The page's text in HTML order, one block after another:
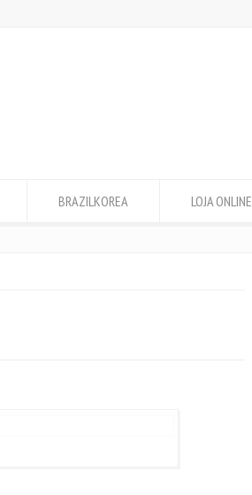
BRAZILKOREA LOJA ONLINE